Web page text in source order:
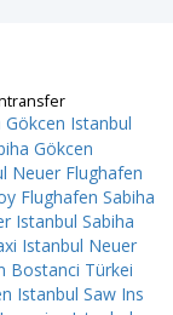
Gökcen Istanbul
Gökcen
Neuer Flughafen
Flughafen Sabiha
Istanbul Sabiha
Istanbul Neuer
Bostanci Türkei
Istanbul Saw Ins